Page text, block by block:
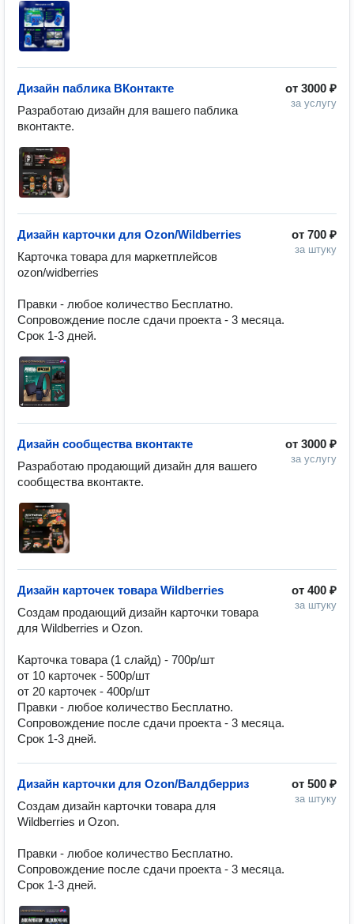
от 3000 ₽
за услугу
Дизайн паблика ВКонтакте
Разработаю дизайн для вашего паблика
вконтакте.
от 700 ₽
за штуку
Дизайн карточки для Ozon/Wildberries
Карточка товара для маркетплейсов
ozon/widberries
Правки - любое количество Бесплатно.
Сопровождение после сдачи проекта - 3 месяца.
Срок 1-3 дней.
от 3000 ₽
за услугу
Дизайн сообщества вконтакте
Разработаю продающий дизайн для вашего
сообщества вконтакте.
от 400 ₽
за штуку
Дизайн карточек товара Wildberries
Создам продающий дизайн карточки товара
для Wildberries и Ozon.
Карточка товара (1 слайд) - 700р/шт
от 10 карточек - 500р/шт
от 20 карточек - 400р/шт
Правки - любое количество Бесплатно.
Сопровождение после сдачи проекта - 3 месяца.
Срок 1-3 дней.
от 500 ₽
за штуку
Дизайн карточки для Ozon/Валдберриз
Создам дизайн карточки товара для
Wildberries и Ozon.
Правки - любое количество Бесплатно.
Сопровождение после сдачи проекта - 3 месяца.
Срок 1-3 дней.